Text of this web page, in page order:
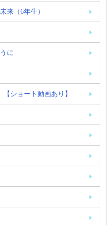
来（6年生）
に
【ショート動画あり】